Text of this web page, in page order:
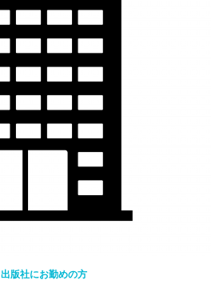
出版社にお勤めの方